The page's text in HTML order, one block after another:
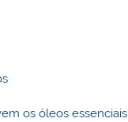
os óleos essenciais